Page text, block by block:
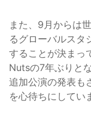
また、9月からは
るグローバルスタ
することが決まっ
Nutsの7年ぶりと
追加公演の発表も
を心待ちにしてい